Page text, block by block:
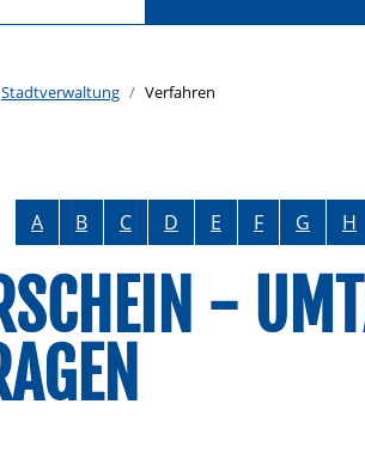
Stadtverwaltung Verfahren
überspringen
A B C D E F G H
-